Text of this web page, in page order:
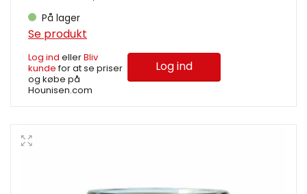
På lager
Se produkt
Log ind ellerBliv
kundefor at se priser
og købe på
Hounisen.com
Log ind